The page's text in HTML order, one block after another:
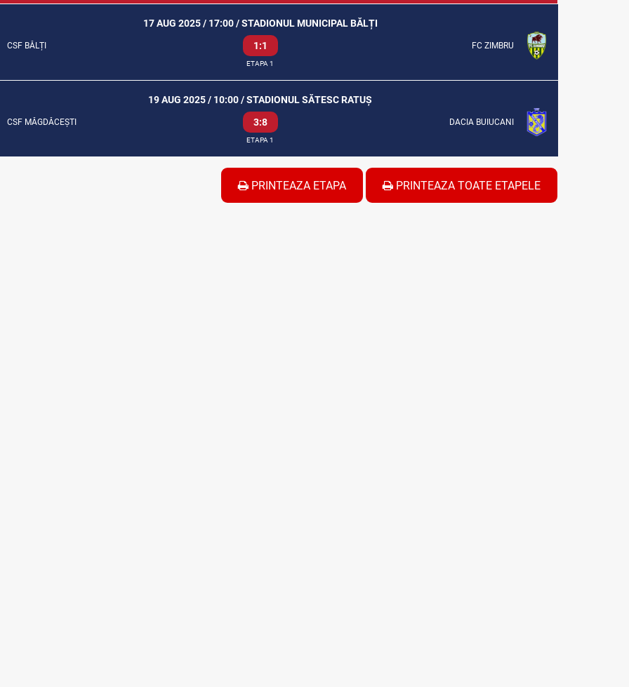
17 AUG 2025 / 17:00 / STADIONUL MUNICIPAL BĂLȚI
CSF BĂLȚI 1:1 FC ZIMBRU
ETAPA 1
19 AUG 2025 / 10:00 / STADIONUL SĂTESC RATUȘ
CSF MĂGDĂCEȘTI 3:8 DACIA BUIUCANI
ETAPA 1
PRINTEAZA ETAPA PRINTEAZA TOATE ETAPELE